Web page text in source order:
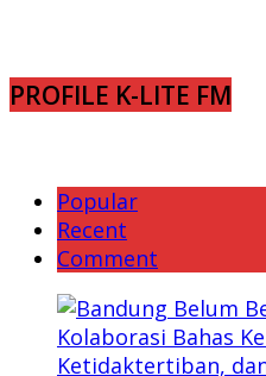
PROFILE K-LITE FM
Popular
Recent
Comment